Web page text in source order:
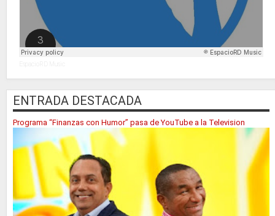
EspacioRD Music
ENTRADA DESTACADA
Programa “Finanzas con Humor” pasa de YouTube a la Television